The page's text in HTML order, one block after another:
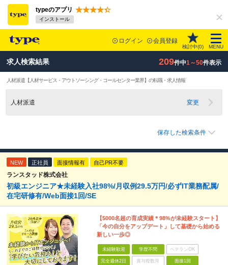
typeのアプリ
インストール
ログイン 会員登録
検討中(0) MENU
求人検索結果 209件中1～50件表示
人材派遣 【人材サービス・アウトソーシング・コールセンター業界】の転職・求人情報
人材派遣 変更
保存した検索条件
NEW 正社員 面接情報有 自己PR不要
ランスタッド株式会社
初級エンジニア★未経験入社98%/月収例29.5万円/必ずIT業務配属/
在宅研修有/Web面接1回/SE
【5000名超の育成実績＊98%が未経験スタート】
「今の自分をアップデート」して基礎から始める
新しい一歩◎
未経験歓迎 学歴不問 ベテランOK
完全週休2日 賞与複数月 面接1回